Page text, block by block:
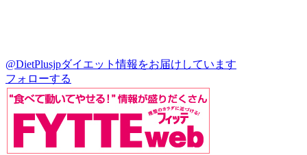
@DietPlusjpダイエット情報をお届けしています
フォローする